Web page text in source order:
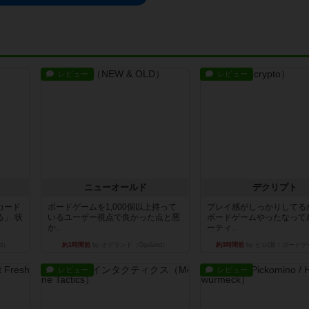
ード
」 状
レビュー
ニューオールド
ボードゲームを1,000個以上持って
いるユーザー視点で良かった点と悪
か...
約1時間前
レビュー
デクリプト
プレイ感がしっかりして
ボードゲームやったなって
ーティ...
約3時間前by ヒロ(新！ボードゲ
レビュー レビュー